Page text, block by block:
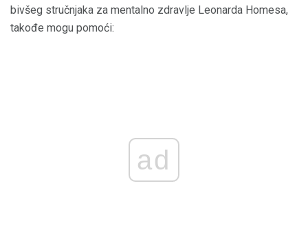
bivšeg stručnjaka za mentalno zdravlje Leonarda Homesa,
takođe mogu pomoći:
ad